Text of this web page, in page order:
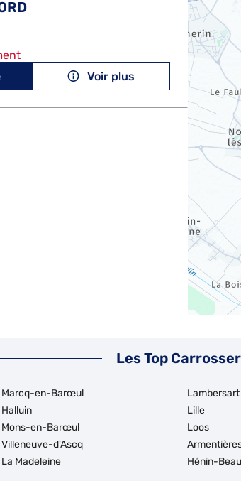
Voir plus
Les Top
Marcq-en-Barœul
Halluin
Mons-en-Barœul
Villeneuve-d'Ascq
La Madeleine
Lambersart
Lille
Loos
Hénin-